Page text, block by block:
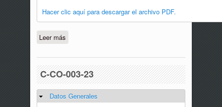
Hacer clic aquí para descargar el archivo PDF.
Leer más
C-CO-003-23
Ocultar
Datos Generales